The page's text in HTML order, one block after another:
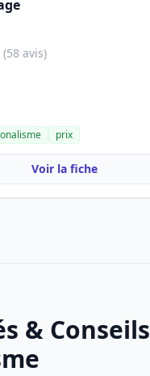
(58 avis)
prix
Voir la fiche
& Conseils